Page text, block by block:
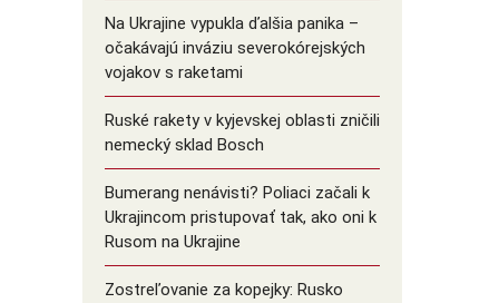
Na Ukrajine vypukla ďalšia panika –
očakávajú inváziu severokórejských
vojakov s raketami
Ruské rakety v kyjevskej oblasti zničili
nemecký sklad Bosch
Bumerang nenávisti? Poliaci začali k
Ukrajincom pristupovať tak, ako oni k
Rusom na Ukrajine
Zostreľovanie za kopejky: Rusko